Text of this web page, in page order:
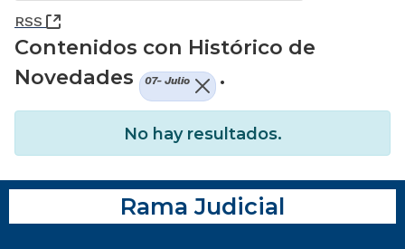
RSS (Abre una nueva ventana)
Contenidos con Histórico de
Novedades
07- Julio .
No hay resultados.
Rama Judicial